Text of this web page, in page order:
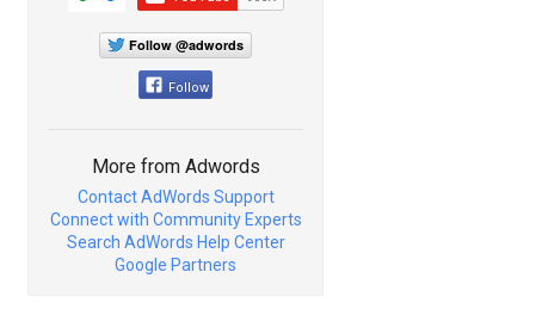
Follow @adwords
Follow
More from Adwords
Contact AdWords Support
Connect with Community Experts
Search AdWords Help Center
Google Partners